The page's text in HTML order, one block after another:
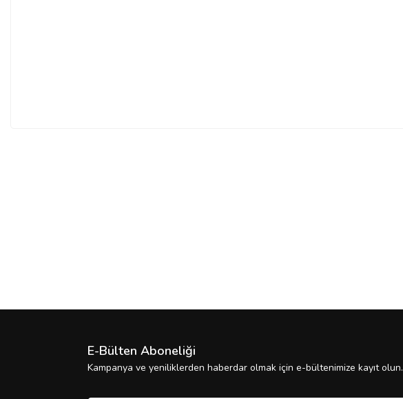
E-Bülten Aboneliği
Kampanya ve yeniliklerden haberdar olmak için e-bültenimize kayıt olun.